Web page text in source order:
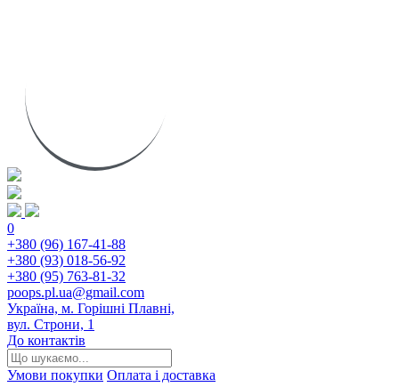
0
+380 (96) 167-41-88
+380 (93) 018-56-92
+380 (95) 763-81-32
poops.pl.ua@gmail.com
Україна, м. Горішні Плавні,
вул. Строни, 1
До контактів
Умови покупки Оплата і доставка